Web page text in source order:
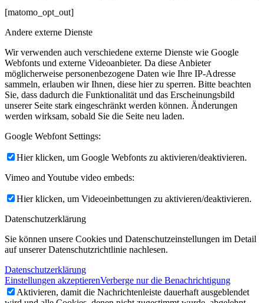
[matomo_opt_out]
Andere externe Dienste
Wir verwenden auch verschiedene externe Dienste wie Google
Webfonts und externe Videoanbieter. Da diese Anbieter
möglicherweise personenbezogene Daten wie Ihre IP-Adresse
sammeln, erlauben wir Ihnen, diese hier zu sperren. Bitte beachten
Sie, dass dadurch die Funktionalität und das Erscheinungsbild
unserer Seite stark eingeschränkt werden können. Änderungen
werden wirksam, sobald Sie die Seite neu laden.
Google Webfont Settings:
Hier klicken, um Google Webfonts zu aktivieren/deaktivieren.
Vimeo and Youtube video embeds:
Hier klicken, um Videoeinbettungen zu aktivieren/deaktivieren.
Datenschutzerklärung
Sie können unsere Cookies und Datenschutzeinstellungen im Detail
auf unserer Datenschutzrichtlinie nachlesen.
Datenschutzerklärung
Einstellungen akzeptierenVerberge nur die Benachrichtigung
Aktivieren, damit die Nachrichtenleiste dauerhaft ausgeblendet